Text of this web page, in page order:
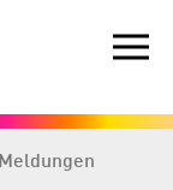
Meldungen